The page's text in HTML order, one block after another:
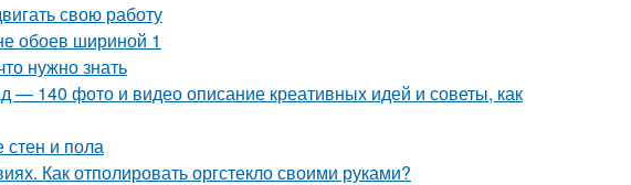
свою работу
обоев шириной 1
нужно знать
— 140 фото и видео описание креативных идей и советы, как
и пола
Как отполировать оргстекло своими руками?